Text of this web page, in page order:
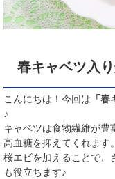
春キャベツ入
こんにちは！今回は 「
♪
キャベツは食物繊維が豊
高血糖を抑えてくれます。
桜エビを加えることで、
も役立ちます♪